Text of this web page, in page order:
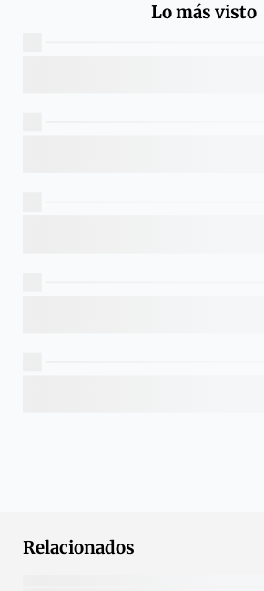
Lo más visto
Relacionados